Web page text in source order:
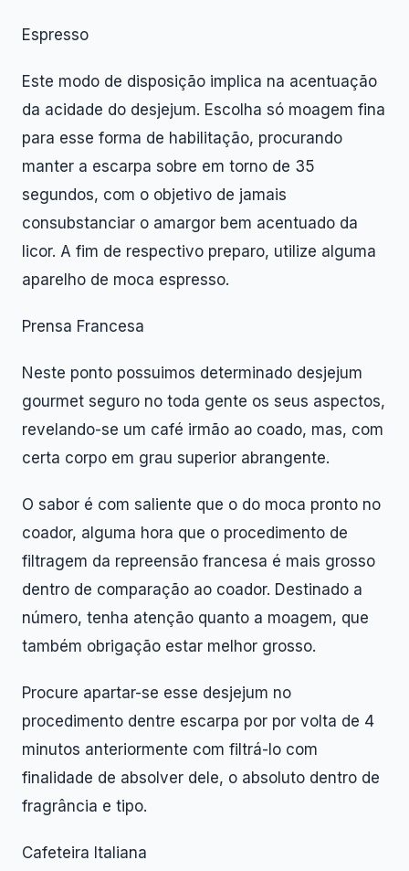
Espresso
Este modo de disposição implica na acentuação
da acidade do desjejum. Escolha só moagem fina
para esse forma de habilitação, procurando
manter a escarpa sobre em torno de 35
segundos, com o objetivo de jamais
consubstanciar o amargor bem acentuado da
licor. A fim de respectivo preparo, utilize alguma
aparelho de moca espresso.
Prensa Francesa
Neste ponto possuimos determinado desjejum
gourmet seguro no toda gente os seus aspectos,
revelando-se um café irmão ao coado, mas, com
certa corpo em grau superior abrangente.
O sabor é com saliente que o do moca pronto no
coador, alguma hora que o procedimento de
filtragem da repreensão francesa é mais grosso
dentro de comparação ao coador. Destinado a
número, tenha atenção quanto a moagem, que
também obrigação estar melhor grosso.
Procure apartar-se esse desjejum no
procedimento dentre escarpa por por volta de 4
minutos anteriormente com filtrá-lo com
finalidade de absolver dele, o absoluto dentro de
fragrância e tipo.
Cafeteira Italiana